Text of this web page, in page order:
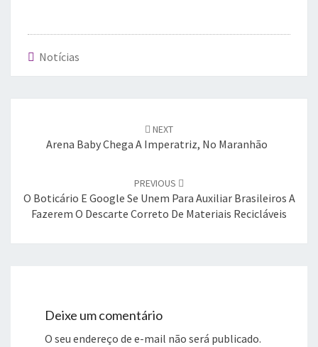
Notícias
NEXT
Arena Baby Chega A Imperatriz, No Maranhão
PREVIOUS
O Boticário E Google Se Unem Para Auxiliar Brasileiros A
Fazerem O Descarte Correto De Materiais Recicláveis
Deixe um comentário
O seu endereço de e-mail não será publicado.